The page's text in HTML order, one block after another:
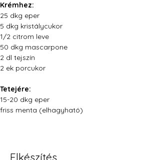
Krémhez:
25 dkg eper
5 dkg kristálycukor
1/2 citrom leve
50 dkg mascarpone
2 dl tejszín
2 ek porcukor
Tetejére:
15-20 dkg eper
friss menta (elhagyható)
Elkészítés